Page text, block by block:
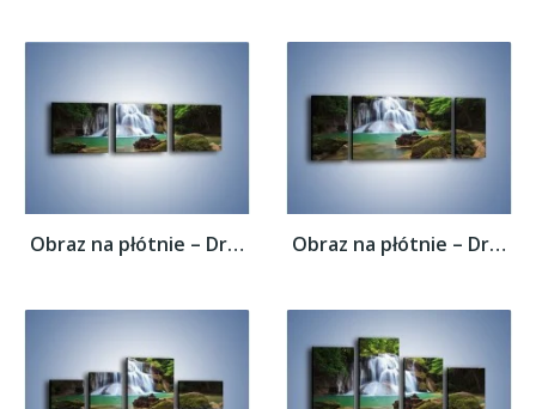
Obraz na płótnie – Drzewa schowane za... Obraz na płótnie – Drzewa schowane za...